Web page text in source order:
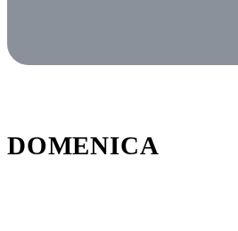
DOMENICA